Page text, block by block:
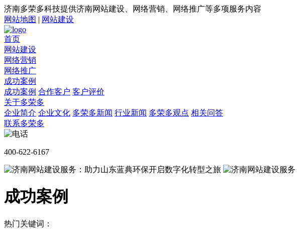
济南多荣多科技提供济南网站建设、网络营销、网络推广等多项服务内容
网站地图 | 网站建设
首页
网站建设
网络营销
网络推广
成功案例
成功案例 合作客户 客户评价
关于多荣多
企业简介 企业文化 多荣多新闻 行业新闻 多荣多观点 相关问答
联系多荣多
400-622-6167
成功案例
热门关键词：